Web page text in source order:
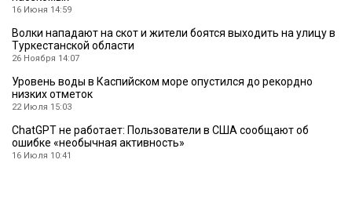
16 Июня 14:59
Волки нападают на скот и жители боятся выходить на улицу в
Туркестанской области
26 Ноября 14:07
Уровень воды в Каспийском море опустился до рекордно
низких отметок
22 Июля 15:03
ChatGPT не работает: Пользователи в США сообщают об
ошибке «необычная активность»
16 Июля 10:41